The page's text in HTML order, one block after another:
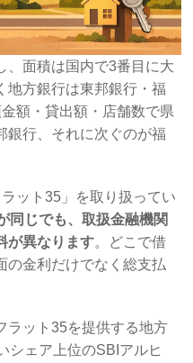
、面積は国内で3番目に大
地方銀行は東邦銀行・福
額・貸出額・店舗数で県
銀行、それに次ぐのが福
ット35」を取り扱ってい
同じでも、取扱金融機関
が異なります。どこで借
の金利だけでなく総支払
ラット35を提供する地方
シェア上位のSBIアルヒ